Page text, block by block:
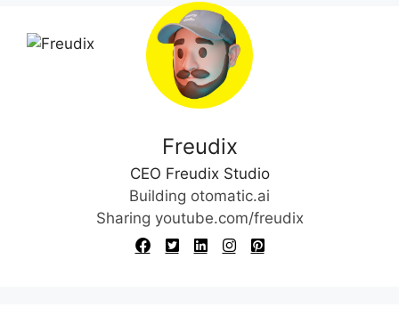
Freudix
CEO Freudix Studio
Building otomatic.ai
Sharing youtube.com/freudix